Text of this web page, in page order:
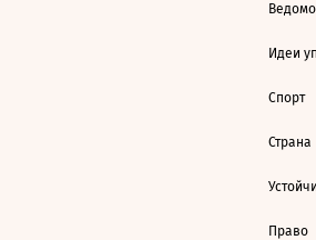
Идеи
Спорт
Страна
Право